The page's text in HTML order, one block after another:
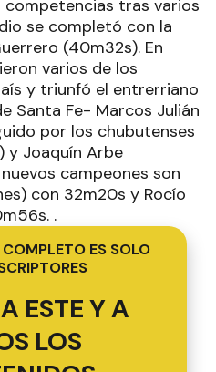
competencias tras varios
se completó con la
(40m32s). En
varios de los
y triunfó el entrerriano
Santa Fe- Marcos Julián
por los chubutenses
y Joaquín Arbe
campeones son
con 32m20s y Rocío
.
ES SOLO
ESTE Y A
LOS